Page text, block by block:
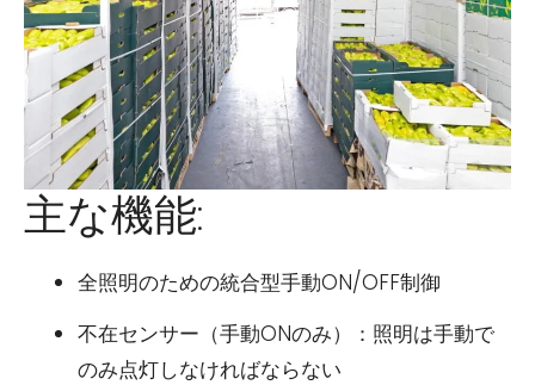
主な機能:
全照明のための統合型手動ON/OFF制御
不在センサー（手動ONのみ）：照明は手動で
のみ点灯しなければならない